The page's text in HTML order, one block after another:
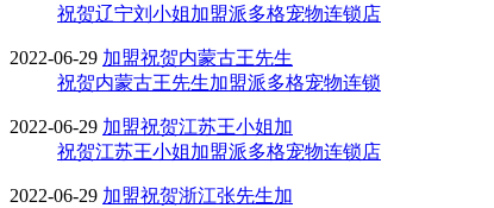
祝贺辽宁刘小姐加盟派多格宠物连锁店
2022-06-29 加盟祝贺内蒙古王先生
祝贺内蒙古王先生加盟派多格宠物连锁
2022-06-29 加盟祝贺江苏王小姐加
祝贺江苏王小姐加盟派多格宠物连锁店
2022-06-29 加盟祝贺浙江张先生加